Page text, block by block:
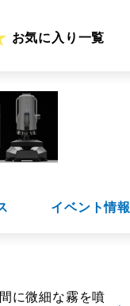
お気に入り一覧
イベント情報
に微細な霧を噴